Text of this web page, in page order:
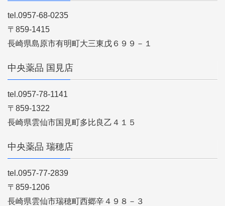
tel.0957-68-0235
〒859-1415
長崎県島原市有明町大三東戊６９９－１
中央薬品 国見店
tel.0957-78-1141
〒859-1322
長崎県雲仙市国見町多比良乙４１５
中央薬品 瑞穂店
tel.0957-77-2839
〒859-1206
長崎県雲仙市瑞穂町西郷辛４９８－３